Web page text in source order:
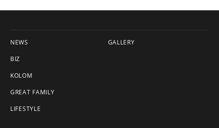
NEWS
BIZ
KOLOM
GREAT FAMILY
LIFESTYLE
GALLERY